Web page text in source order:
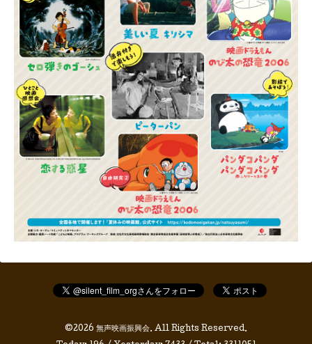
©2026 無声映画振興会. All Rights Reserved.